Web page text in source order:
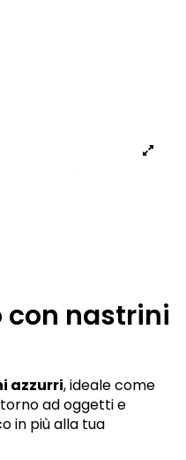
con nastrini
azzurri, ideale come
ad oggetti e
in più alla tua